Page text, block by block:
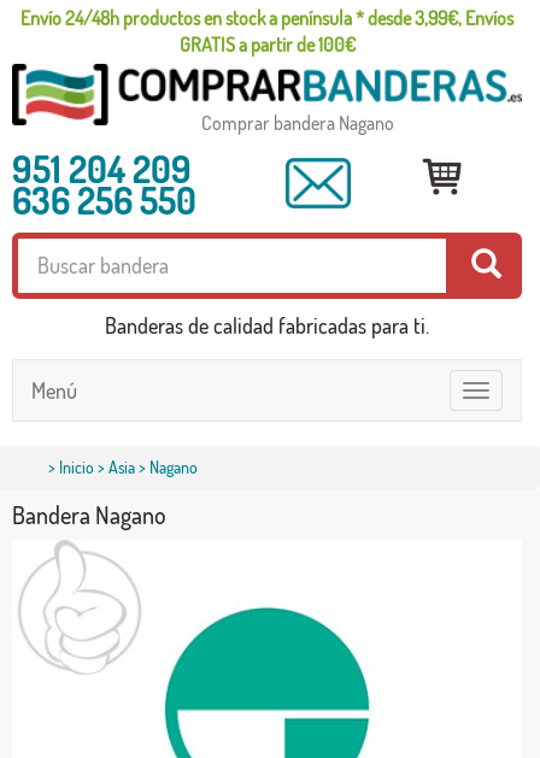
Envío 24/48h productos en stock a península * desde 3,99€, Envíos
GRATIS a partir de 100€
Comprar bandera Nagano
951 204 209
636 256 550
Banderas de calidad fabricadas para ti.
Toggle
navigation
Menú
> Inicio>Asia> Nagano
Bandera Nagano